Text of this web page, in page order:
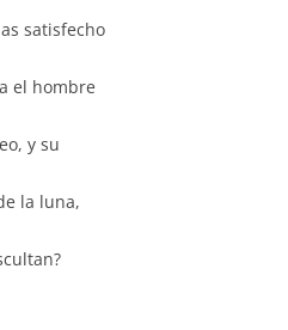
satisfecho
el hombre
y su
la luna,